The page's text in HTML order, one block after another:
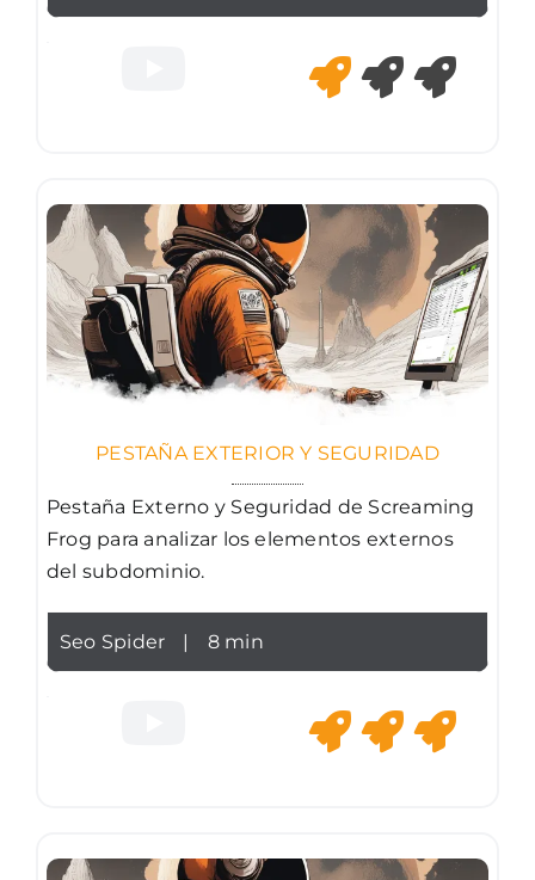
PESTAÑA EXTERIOR Y SEGURIDAD
Pestaña Externo y Seguridad de Screaming
Frog para analizar los elementos externos
del subdominio.
Seo Spider | 8 min